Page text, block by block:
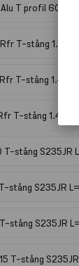
T profil 6060
T-stång 1.4301
T-stång 1.4301
T-stång 1.4301
T-stång S235JR
stång S235JR
stång S235JR
T-stång